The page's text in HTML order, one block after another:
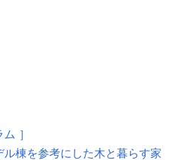
］
ル棟を参考にした木と暮らす家